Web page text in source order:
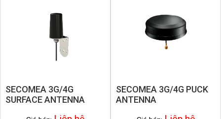
SECOMEA 3G/4G
SURFACE ANTENNA
SECOMEA 3G/4G PUCK
ANTENNA